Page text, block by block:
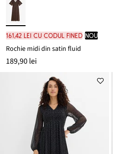
161,42 lei cu codul FINED nou
Rochie midi din satin fluid
189,90 lei